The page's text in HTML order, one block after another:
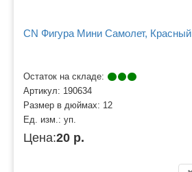
CN Фигура Мини Самолет, Красный
Остаток на складе:
Артикул: 190634
Размер в дюймах: 12
Ед. изм.: уп.
Цена:20 р.